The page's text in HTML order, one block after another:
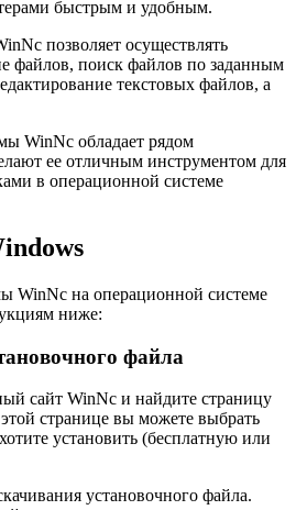
быстрым и удобным.
позволяет осуществлять
файлов, поиск файлов по заданным
текстовых файлов, а
WinNc обладает рядом
ее отличным инструментом для
в операционной системе
WinNc на операционной системе
ниже:
файла
сайт WinNc и найдите страницу
странице вы можете выбрать
установить (бесплатную или
установочного файла.